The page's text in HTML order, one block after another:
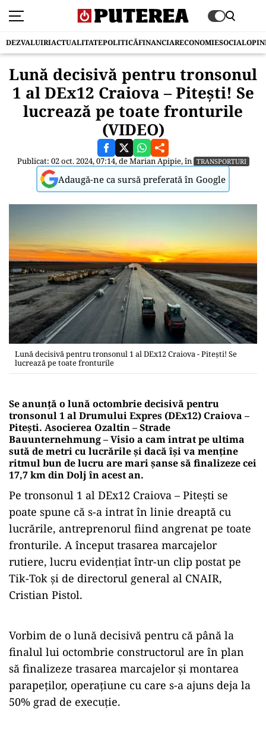
DEZVALUIRIACTUALITATEPOLITICĂFINANCIARECONOMIESOCIAL
Lună decisivă pentru tronsonul
1 al DEx12 Craiova – Pitești! Se
lucrează pe toate fronturile
(VIDEO)
Publicat: 02 oct. 2024, 07:14, deMarian Apipie, în TRANSPORTURI
Adaugă-ne ca sursă preferată în Google
Lună decisivă pentru tronsonul 1 al DEx12 Craiova - Pitești! Se
lucrează pe toate fronturile
Se anunță o lună octombrie decisivă pentru
tronsonul 1 al Drumului Expres (DEx12) Craiova –
Pitești. Asocierea Ozaltin – Strade
Bauunternehmung – Visio a cam intrat pe ultima
sută de metri cu lucrările și dacă își va menține
ritmul bun de lucru are mari șanse să finalizeze cei
17,7 km din Dolj în acest an.
Pe tronsonul 1 al DEx12 Craiova – Pitești se
poate spune că s-a intrat în linie dreaptă cu
lucrările, antreprenorul fiind angrenat pe toate
fronturile. A început trasarea marcajelor
rutiere, lucru evidențiat într-un clip postat pe
Tik-Tok și de directorul general al CNAIR,
Cristian Pistol.
Vorbim de o lună decisivă pentru că până la
finalul lui octombrie constructorul are în plan
să finalizeze trasarea marcajelor și montarea
parapeților, operațiune cu care s-a ajuns deja la
50% grad de execuție.